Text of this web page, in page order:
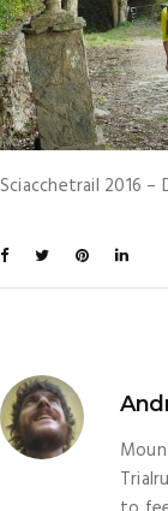
Sciacchetrail 2016 –